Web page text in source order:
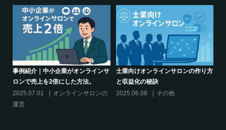
シリーズ連載【運営者のお悩み解
決】～現存のオンラインサロンをリ
スキリングに活用するには？
クリエイター系オンラインサロンの
話題席巻-”マッシュル”について調べ